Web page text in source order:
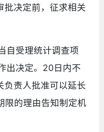
批决定前，征求相关
自受理统计调查项
出决定。20日内不
负责人批准可以延长
限的理由告知制定机